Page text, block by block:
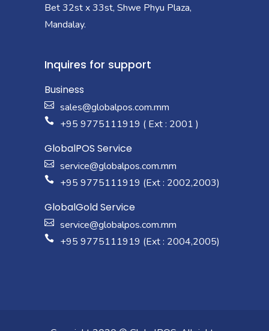
Bet 32st x 33st, Shwe Phyu Plaza,
Mandalay.
Inquires for support
Business
sales@globalpos.com.mm
+95 9775111919 ( Ext : 2001 )
GlobalPOS Service
service@globalpos.com.mm
+95 9775111919 (Ext : 2002,2003)
GlobalGold Service
service@globalpos.com.mm
+95 9775111919 (Ext : 2004,2005)